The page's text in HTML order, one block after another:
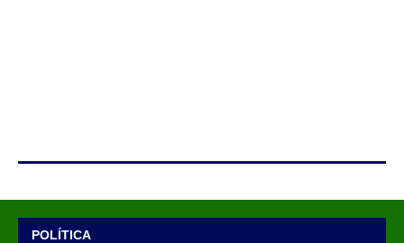
POLÍTICA